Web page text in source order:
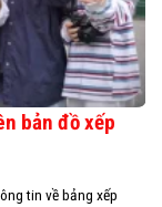
bản đồ xếp
tin về bảng xếp